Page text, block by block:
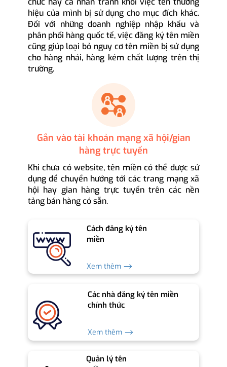
hiệu của mình bị sử dụng cho mục đích khác.
Đối với những doanh nghiệp nhập khẩu và
phân phối hàng quốc tế, việc đăng ký tên miền
cũng giúp loại bỏ nguy cơ tên miền bị sử dụng
cho hàng nhái, hàng kém chất lượng trên thị
trường.
Gắn vào tài khoản mạng xã hội/gian
hàng trực tuyến
Khi chưa có website, tên miền có thể được sử
dụng để chuyển hướng tới các trang mạng xã
hội hay gian hàng trực tuyến trên các nền
tảng bán hàng có sẵn.
Cách đăng ký tên
miền
Xem thêm ⟶
Các nhà đăng ký tên miền
chính thức
Xem thêm ⟶
Quản lý tên